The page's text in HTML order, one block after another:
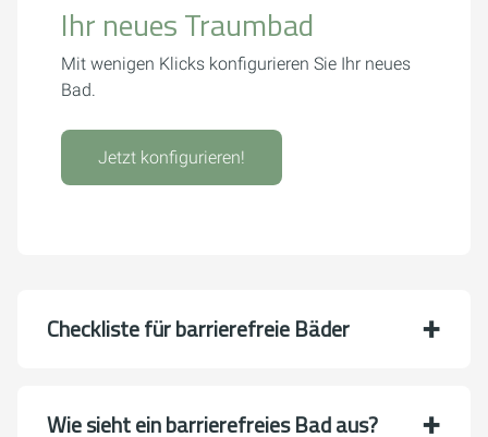
Ihr neues Traumbad
Mit wenigen Klicks konfigurieren Sie Ihr neues
Bad.
Jetzt konfigurieren!
Checkliste für barrierefreie Bäder
Wie sieht ein barrierefreies Bad aus?